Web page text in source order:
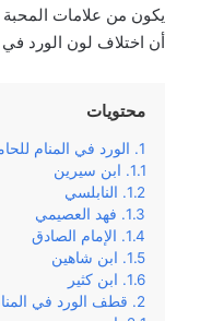
يكون من علامات المحبة
أن اختلاف لون الورد
محتويات
الورد في المنام
ابن سيرين
النابلسي
فهد العصيمي
الإمام الصادق
ابن شاهين
ابن كثير
قطف الورد في